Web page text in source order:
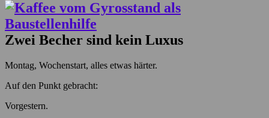
Zwei Becher sind kein Luxus
Montag, Wochenstart, alles etwas härter.
Auf den Punkt gebracht:
Vorgestern.